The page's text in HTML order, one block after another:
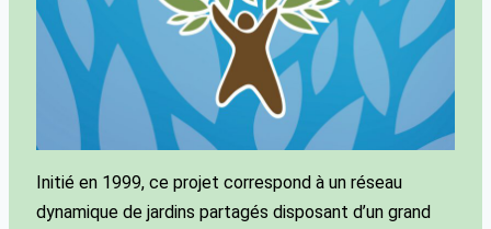
Initié en 1999, ce projet correspond à un réseau
dynamique de jardins partagés disposant d’un grand